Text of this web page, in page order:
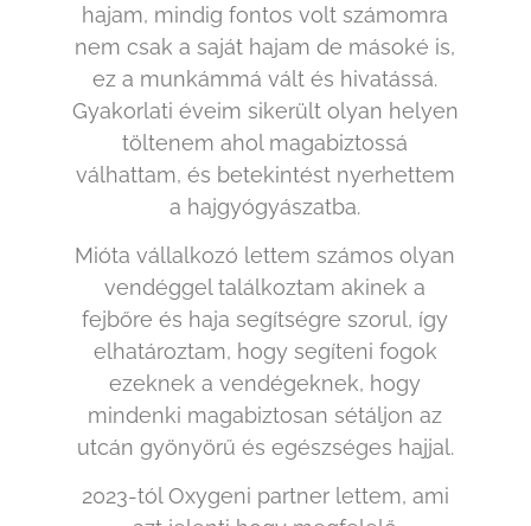
hajam, mindig fontos volt számomra
nem csak a saját hajam de másoké is,
ez a munkámmá vált és hivatássá.
Gyakorlati éveim sikerült olyan helyen
töltenem ahol magabiztossá
válhattam, és betekintést nyerhettem
a hajgyógyászatba.
Mióta vállalkozó lettem számos olyan
vendéggel találkoztam akinek a
fejbőre és haja segítségre szorul, így
elhatároztam, hogy segíteni fogok
ezeknek a vendégeknek, hogy
mindenki magabiztosan sétáljon az
utcán gyönyörű és egészséges hajjal.
2023-tól Oxygeni partner lettem, ami